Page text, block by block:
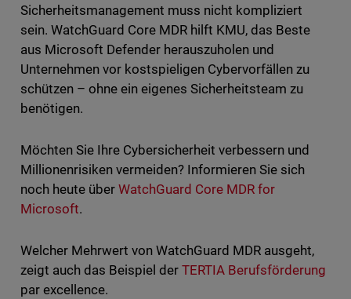
Sicherheitsmanagement muss nicht kompliziert
sein. WatchGuard Core MDR hilft KMU, das Beste
aus Microsoft Defender herauszuholen und
Unternehmen vor kostspieligen Cybervorfällen zu
schützen – ohne ein eigenes Sicherheitsteam zu
benötigen.
Möchten Sie Ihre Cybersicherheit verbessern und
Millionenrisiken vermeiden? Informieren Sie sich
noch heute über WatchGuard Core MDR for
Microsoft.
Welcher Mehrwert von WatchGuard MDR ausgeht,
zeigt auch das Beispiel der TERTIA Berufsförderung
par excellence.